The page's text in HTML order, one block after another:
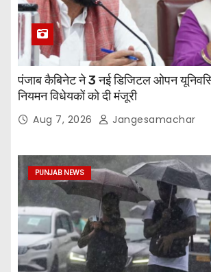
पंजाब कैबिनेट ने 3 नई डिजिटल ओपन
नियमन विधेयकों को दी मंजूरी
Aug 7, 2026 Jangesamachar
PUNJAB NEWS